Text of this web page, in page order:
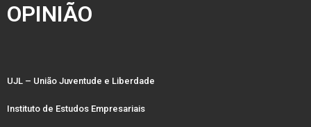
OPINIÃO
UJL – União Juventude e Liberdade
Instituto de Estudos Empresariais